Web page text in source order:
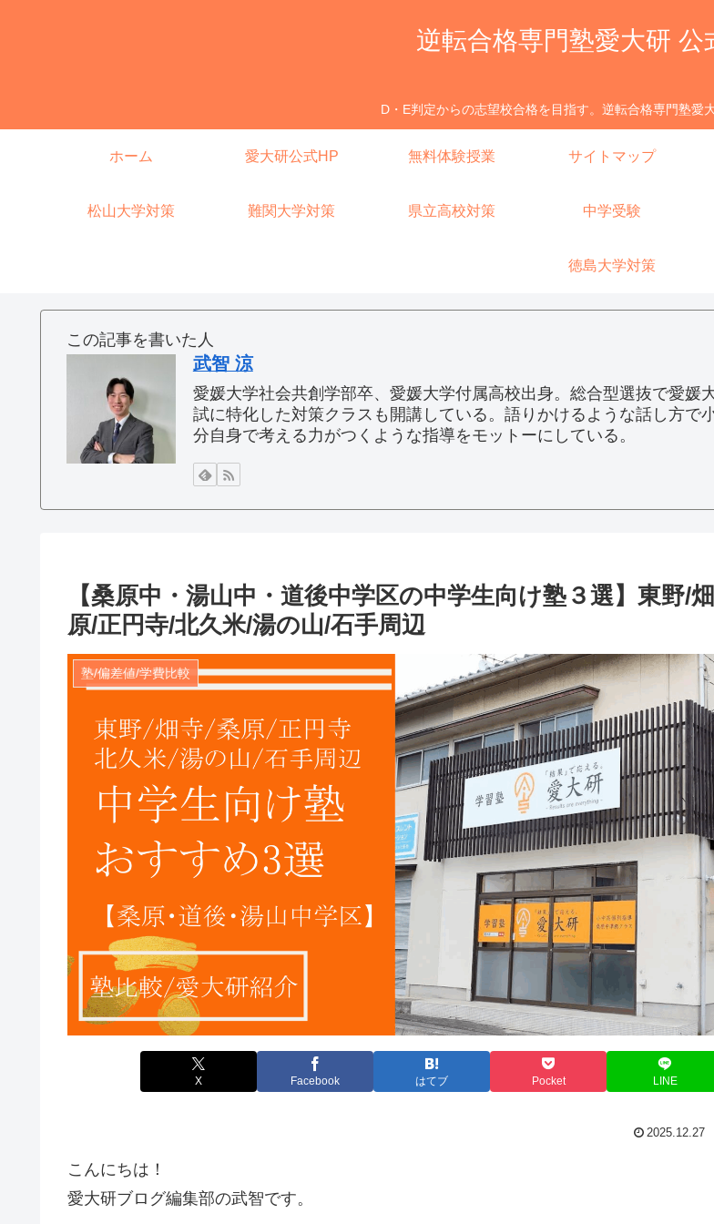
逆転合格専門塾愛大研 公
D・E判定からの志望校合格を目指す。逆転合格専門塾愛
ホーム 愛大研公式HP 無料体験授業 サイトマップ
松山大学対策 難関大学対策 県立高校対策 中学受験
徳島大学対策
この記事を書いた人
武智 涼
愛媛大学社会共創学部卒、愛媛大学付属高校出身。総合型選抜で愛媛
試に特化した対策クラスも開講している。語りかけるような話し方で
分自身で考える力がつくような指導をモットーにしている。
【桑原中・湯山中・道後中学区の中学生向け塾３選】東野/
原/正円寺/北久米/湯の山/石手周辺
塾/偏差値/学費比較
X Facebook はてブ Pocket LINE
2025.12.27
こんにちは！
愛大研ブログ編集部の武智です。